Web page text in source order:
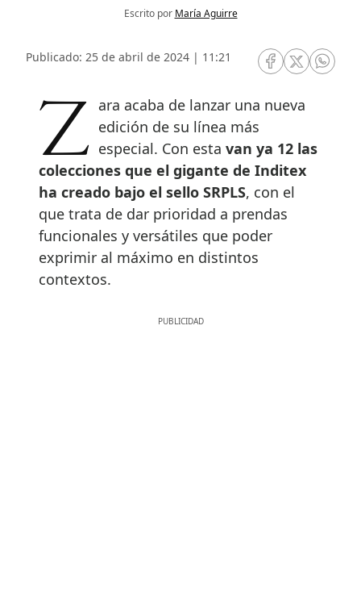
Escrito por María Aguirre
Publicado: 25 de abril de 2024 | 11:21
RRSS Facebook
RRSSRRSS
Zara acaba de lanzar una nueva edición de su línea más
especial. Con estavan ya 12 las
colecciones que el gigante de Inditex
ha creado bajo el sello SRPLS, con el
que trata de dar prioridad a prendas
funcionales y versátiles que poder
exprimir al máximo en distintos
contextos.